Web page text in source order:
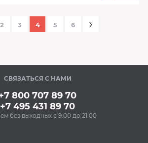
2 3 4 5 6 ›
СВЯЗАТЬСЯ С НАМИ
800 707 89 70
+7 495 431 89 70
без выходных с 9:00 до 21:00